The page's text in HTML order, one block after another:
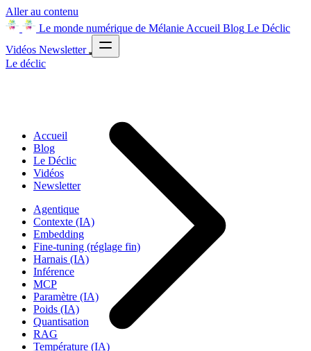
Aller au contenu
Le monde numérique de Mélanie Accueil Blog Le Déclic
Vidéos Newsletter
Accueil
Blog
Le Déclic
Vidéos
Newsletter
Agentique
Contexte (IA)
Embedding
Fine-tuning (réglage fin)
Harnais (IA)
Inférence
MCP
Paramètre (IA)
Poids (IA)
Quantisation
RAG
Température (IA)
Le déclic